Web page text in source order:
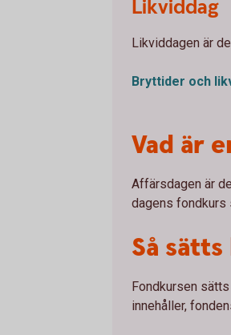
Likviddag
Likviddagen är
Bryttider och
Vad är
Affärsdagen är
dagens fondkurs
Så
Fondkursen
innehåller,